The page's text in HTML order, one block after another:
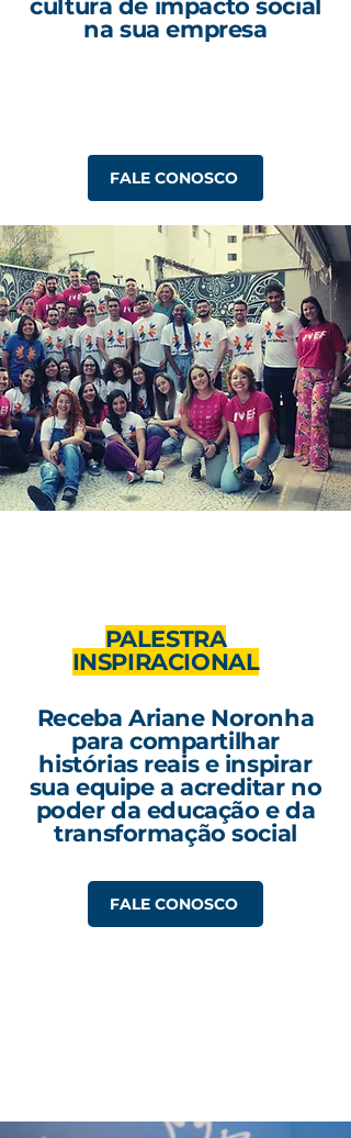
cultura de impacto social
na sua empresa
FALE CONOSCO
Receba Ariane Noronha
para compartilhar
histórias reais e inspirar
sua equipe a acreditar no
poder da educação e da
transformação social
FALE CONOSCO
PALESTRA
INSPIRACIONAL